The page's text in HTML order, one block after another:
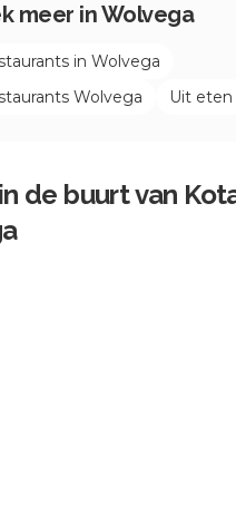
meer inWolvega
in Wolvega
Wolvega Uit eten
de buurt van